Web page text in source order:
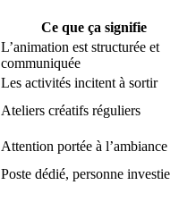
Ce que ça signifie
L’animation est structurée et
communiquée
Les activités incitent à sortir
Ateliers créatifs réguliers
Attention portée à l’ambiance
Poste dédié, personne investie